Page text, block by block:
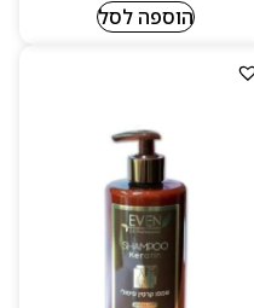
הוספה לסל